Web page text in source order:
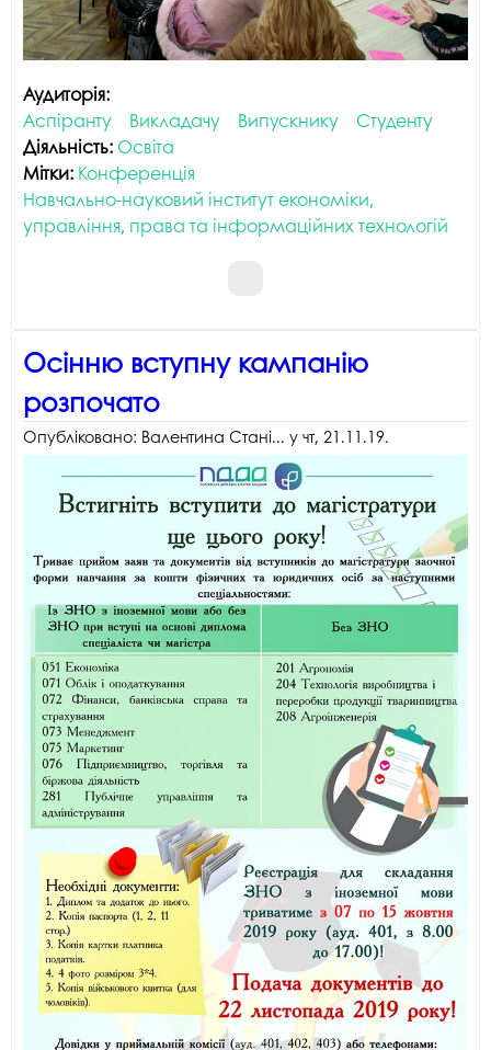
Аудиторія:
Аспіранту
Викладачу Випускнику
Студенту
Діяльність: Освіта
Мітки: Конференція
Навчально-науковий інститут економіки,
управління, права та інформаційних технологій
Осінню вступну кампанію
розпочато
Опубліковано: Валентина Стані... у чт, 21.11.19.